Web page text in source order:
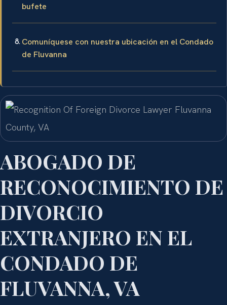
bufete
Comuníquese con nuestra ubicación en el Condado
de Fluvanna
ABOGADO DE
RECONOCIMIENTO DE
DIVORCIO
EXTRANJERO EN EL
CONDADO DE
FLUVANNA, VA